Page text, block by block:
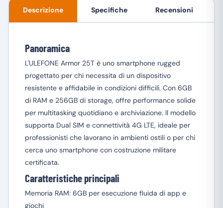
Descrizione Specifiche Recensioni
Panoramica
L'ULEFONE Armor 25T è uno smartphone rugged
progettato per chi necessita di un dispositivo
resistente e affidabile in condizioni difficili. Con 6GB
di RAM e 256GB di storage, offre performance solide
per multitasking quotidiano e archiviazione. Il modello
supporta Dual SIM e connettività 4G LTE, ideale per
professionisti che lavorano in ambienti ostili o per chi
cerca uno smartphone con costruzione militare
certificata.
Caratteristiche principali
Memoria RAM: 6GB per esecuzione fluida di app e
giochi